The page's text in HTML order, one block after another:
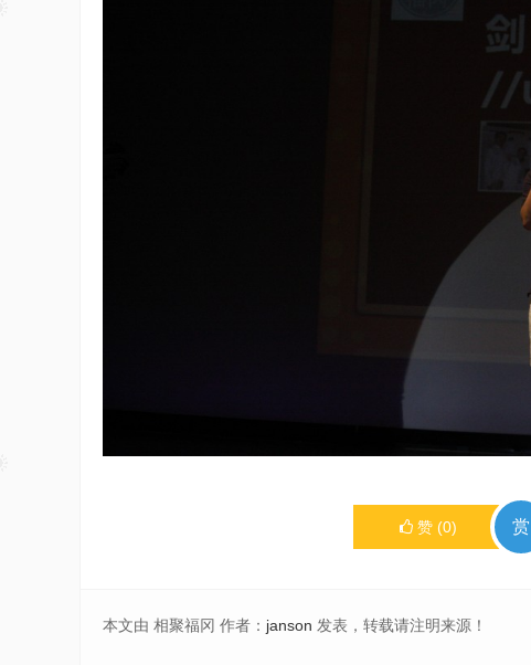
赞 (0) 赏
本文由 相聚福冈 作者： janson 发表，转载请注明来源！